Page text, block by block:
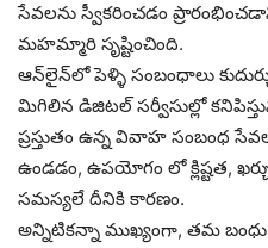
సేవలను స్వీకరించడం
మహమ్మారి సృష్టించింది.
ఆన్‌లైన్‌లో పెళ్ళి సంబంధాలు
మిగిలిన డిజిటల్ సర్వీసుల్లో
ప్రస్తుతం ఉన్న వివాహ సంబంధ
ఉండడం, ఉపయోగం లో క్లిష్టత,
సమస్యలే దీనికి కారణం.
అన్నిటికన్నా ముఖ్యంగా, తమ బంధు,